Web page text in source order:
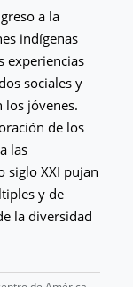
a la
indígenas
experiencias
sociales y
los jóvenes.
de los
las
siglo XXI pujan
y de
la diversidad